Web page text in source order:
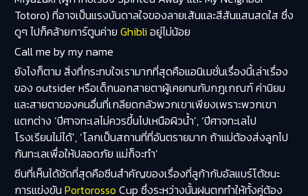
Totoro) ที่อาจเป็นแรงบันดาลใจของลายเส้นและสีสันแสนสดใส ซึ่ง
ดูๆ ไปก็คล้ายการ์ตูนค่าย Ghibli อยู่ไม่น้อย
Call me by my name
ยังไงก็ตาม สิ่งที่กระทบใจเรามากที่สุดคือแอนิเมชั่นเรื่องนี้เล่าเรื่อง
ของ outsider หรือเด็กนอกสายตาผู้เคยทนกับกฎเกณฑ์ ค่านิยม
และสายตาของคนอื่นที่เกลียดกลัวพวกเขาเพียงเพราะพวกเขา
แตกต่าง ‘ปีศาจทะเลไม่ควรขึ้นไปเหนือผิวน้ำ’, ‘ปีศาจทะเลไป
โรงเรียนไม่ได้’, ‘โลกเป็นสถานที่ที่อันตรายมาก ถ้าแม่ต้องส่งลูกไป
ก้นทะเลเพื่อให้ปลอดภัย แม่ก็จะทำ’
ซีนที่เห็นได้ชัดที่สุดคือซีนสำคัญของเรื่องที่ลูก้ากับอัลแบร์โต้ชนะ
การแข่งขัน Portorosso Cup ซึ่งระหว่างนั้นฝนตกทำให้ทั้งคู่ต้อง